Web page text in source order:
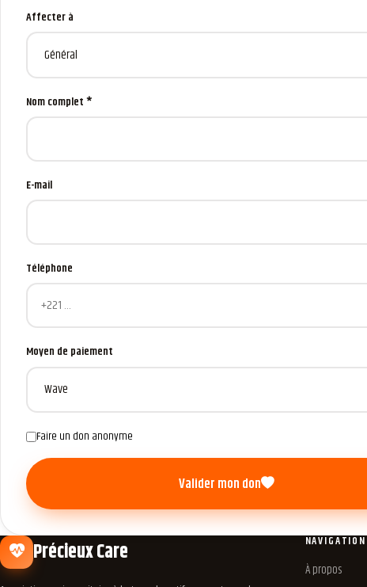
Affecter à
Nom complet *
E-mail
Téléphone
Moyen de paiement
Faire un don anonyme
Valider mon don
Précieux Care NAVIGATION
À propos